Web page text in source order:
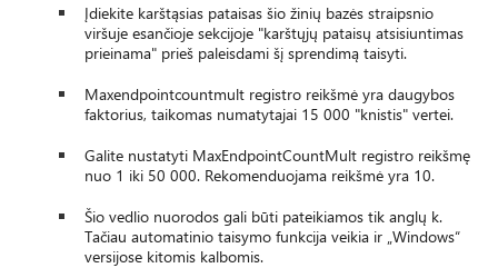
Įdiekite karštąsias pataisas šio žinių bazės straipsnio
viršuje esančioje sekcijoje "karštųjų pataisų atsisiuntimas
prieinama" prieš paleisdami šį sprendimą taisyti.
Maxendpointcountmult registro reikšmė yra daugybos
faktorius, taikomas numatytajai 15 000 "knistis" vertei.
Galite nustatyti MaxEndpointCountMult registro reikšmę
nuo 1 iki 50 000. Rekomenduojama reikšmė yra 10.
Šio vedlio nuorodos gali būti pateikiamos tik anglų k.
Tačiau automatinio taisymo funkcija veikia ir „Windows“
versijose kitomis kalbomis.